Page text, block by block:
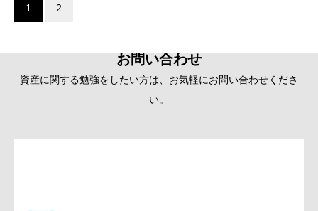
1 2
お問い合わせ
資産に関する勉強をしたい方は、お気軽にお問い合わせくださ
い。